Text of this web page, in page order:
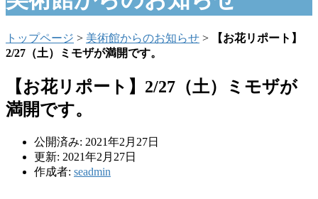
トップページ > 美術館からのお知らせ >
【お花リポート】
2/27（土）ミモザが満開です。
【お花リポート】2/27（土）ミモザが
満開です。
公開済み: 2021年2月27日
更新: 2021年2月27日
作成者: seadmin